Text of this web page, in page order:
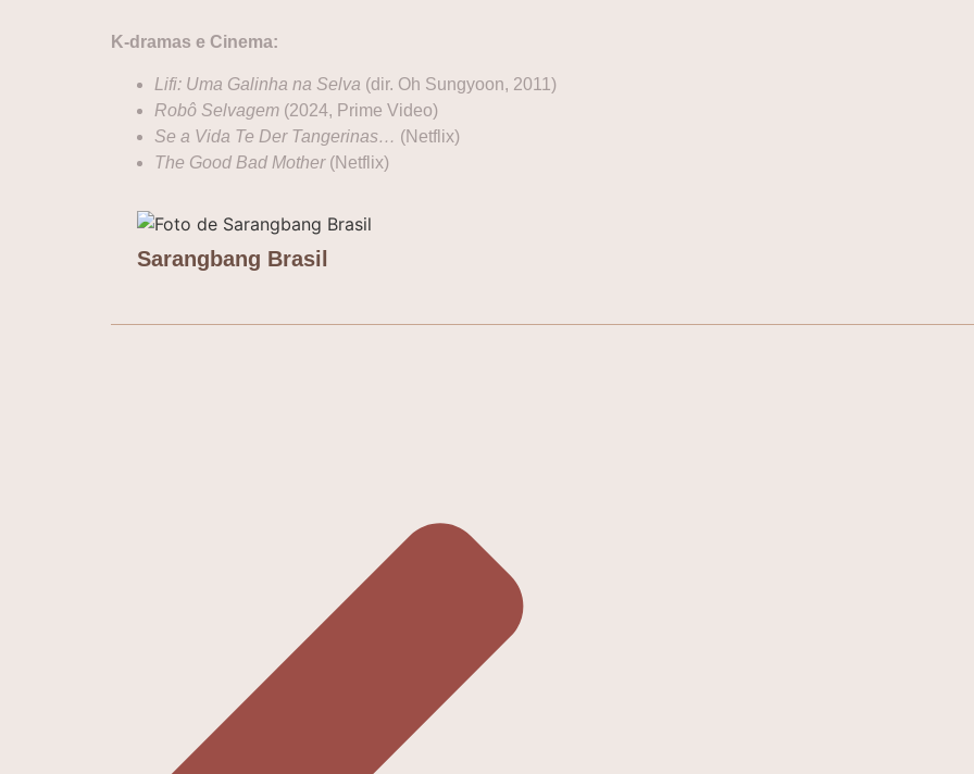
K-dramas e Cinema:
Lifi: Uma Galinha na Selva (dir. Oh Sungyoon, 2011)
Robô Selvagem (2024, Prime Video)
Se a Vida Te Der Tangerinas… (Netflix)
The Good Bad Mother(Netflix)
Sarangbang Brasil